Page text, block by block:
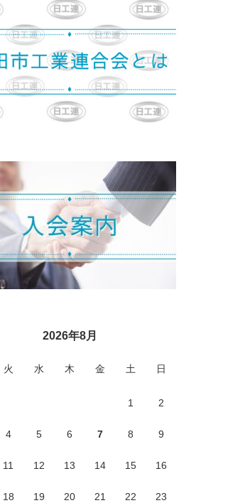
2026年8月
火 水 木 金 土 日
1 2
4 5 6 7 8 9
11 12 13 14 15 16
18 19 20 21 22 23